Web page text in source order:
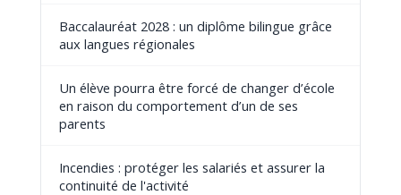
Baccalauréat 2028 : un diplôme bilingue grâce
aux langues régionales
Un élève pourra être forcé de changer d’école
en raison du comportement d’un de ses
parents
Incendies : protéger les salariés et assurer la
continuité de l'activité